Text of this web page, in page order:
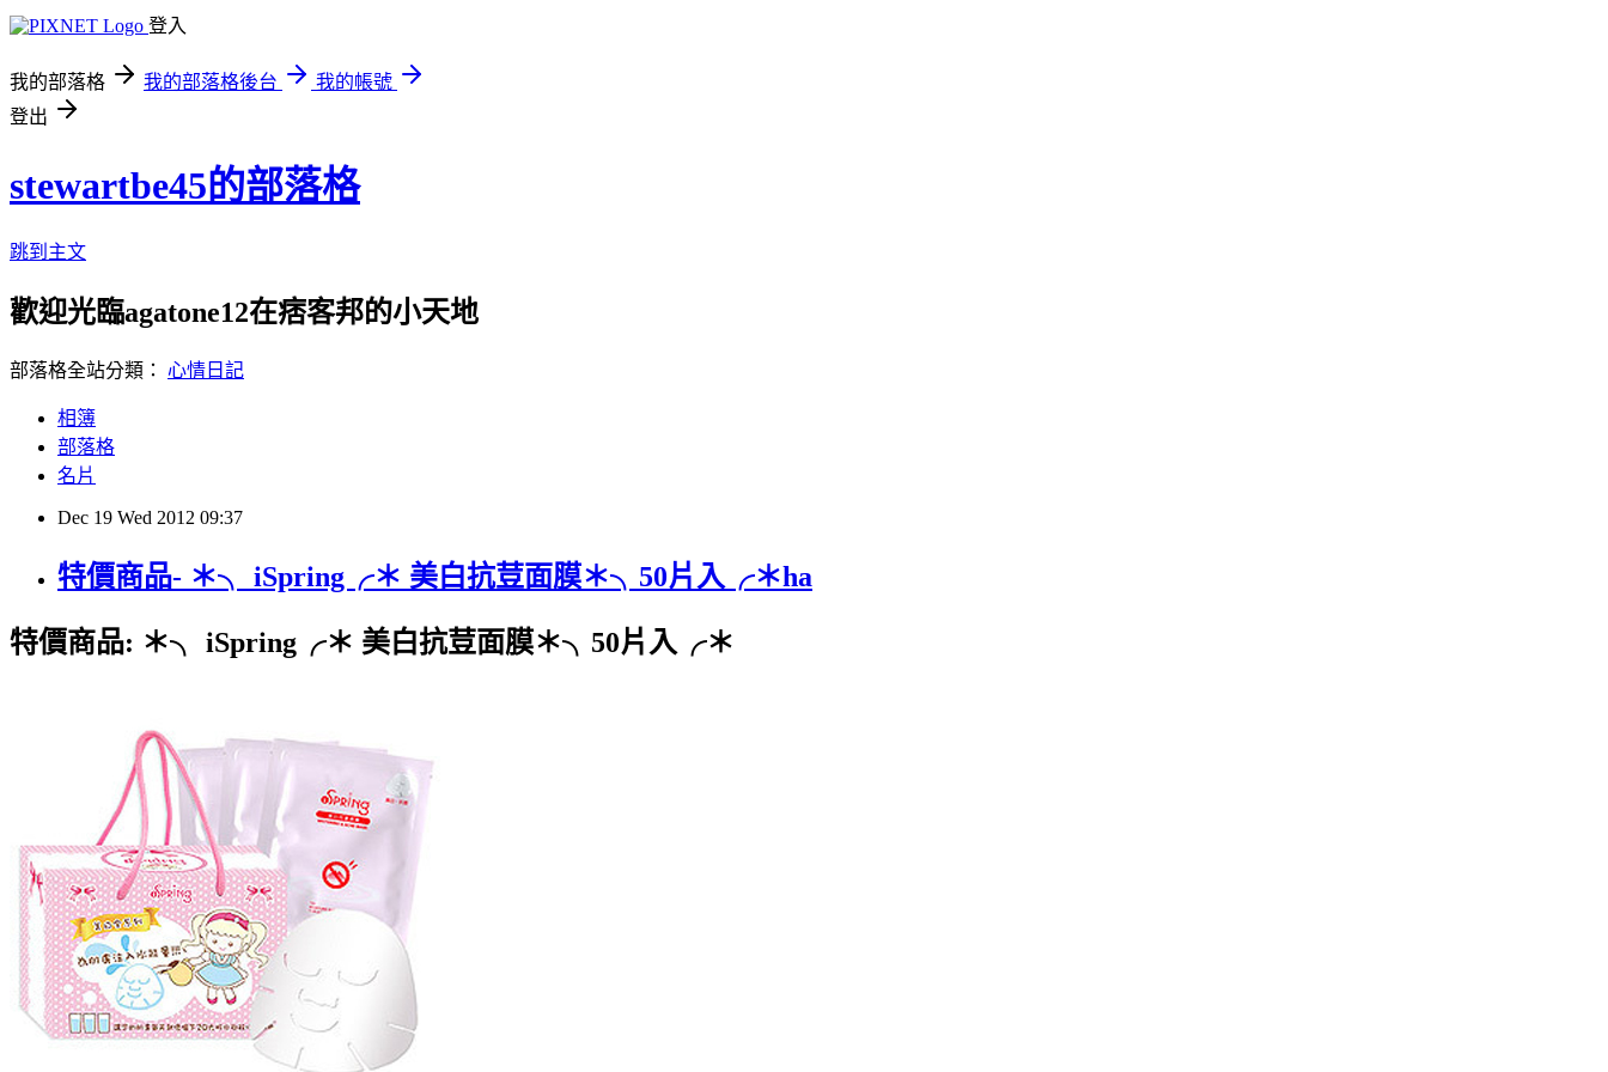
登入
我的部落格 我的部落格後台
我的帳號
登出
stewartbe45的部落格
跳到主文
歡迎光臨agatone12在痞客邦的小天地
部落格全站分類： 心情日記
相簿
部落格
名片
Dec 19 Wed 2012 09:37
特價商品- ＊╮ iSpring╭＊ 美白抗荳面膜＊╮50片入╭＊ha
特價商品: ＊╮ iSpring╭＊ 美白抗荳面膜＊╮50片入╭＊